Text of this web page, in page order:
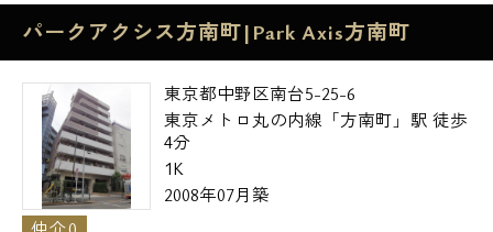
パークアクシス方南町|Park Axis方南町
東京都中野区南台5-25-6
東京メトロ丸の内線「方南町」駅 徒歩
4分
1K
2008年07月築